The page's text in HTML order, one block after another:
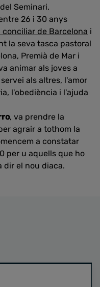
Seminari.
26 i 30 anys
conciliar de Barcelona i
la seva tasca pastoral
Premià de Mar i
animar als joves a
als altres, l'amor
l'obediència i l'ajuda
, va prendre la
agrair a tothom la
a constatar
per u aquells que ho
dir el nou diaca.